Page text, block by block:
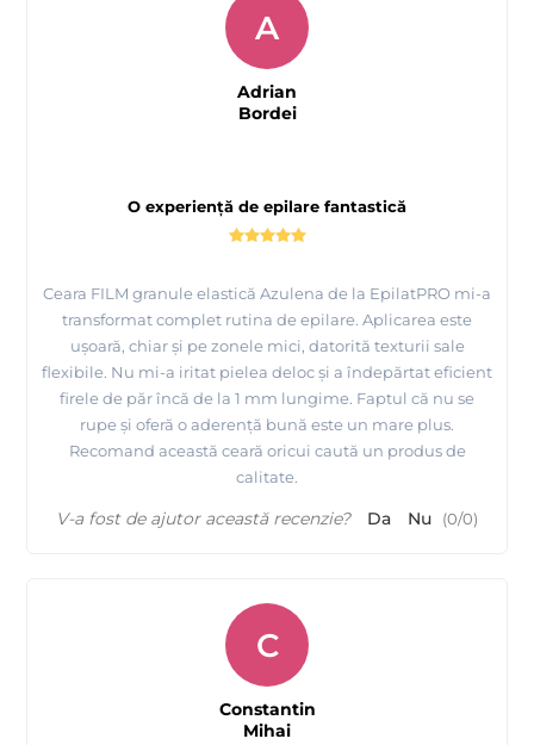
O experiență de epilare fantastică
Ceara FILM granule elastică Azulena de la EpilatPRO mi-a
transformat complet rutina de epilare. Aplicarea este
ușoară, chiar și pe zonele mici, datorită texturii sale
flexibile. Nu mi-a iritat pielea deloc și a îndepărtat eficient
firele de păr încă de la 1 mm lungime. Faptul că nu se
rupe și oferă o aderență bună este un mare plus.
Recomand această ceară oricui caută un produs de
calitate.
A
Adrian
Bordei
V-a fost de ajutor această recenzie? Da Nu (0/0)
C
Constantin
Mihai